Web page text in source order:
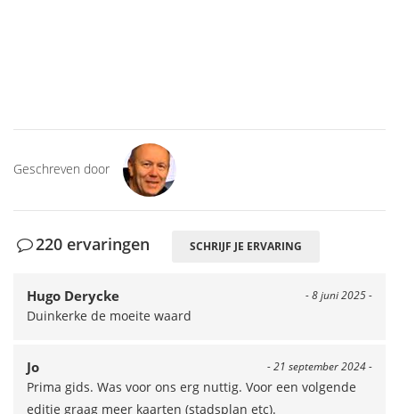
Geschreven door
220 ervaringen SCHRIJF JE ERVARING
- 8 juni 2025 -
Hugo Derycke
Duinkerke de moeite waard
- 21 september 2024 -
Jo
Prima gids. Was voor ons erg nuttig. Voor een volgende
editie graag meer kaarten (stadsplan etc).